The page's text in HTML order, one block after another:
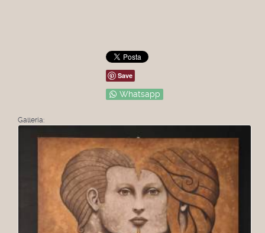
Save
Whatsapp
Galleria: